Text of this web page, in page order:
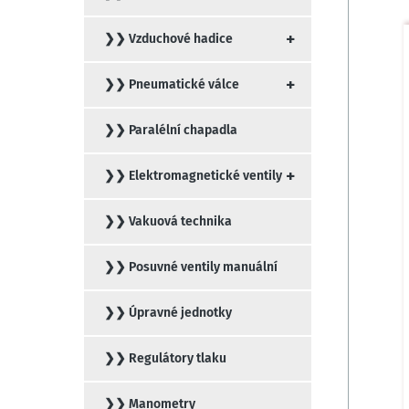
+
❯❯ Vzduchové hadice
+
❯❯ Pneumatické válce
❯❯ Paralélní chapadla
+
❯❯ Elektromagnetické ventily
❯❯ Vakuová technika
❯❯ Posuvné ventily manuální
❯❯ Úpravné jednotky
❯❯ Regulátory tlaku
❯❯ Manometry